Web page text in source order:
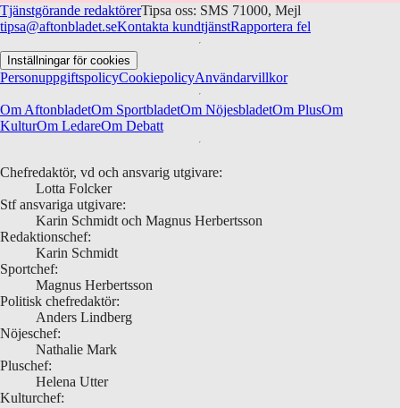
Tjänstgörande redaktörerTipsa oss: SMS 71000, Mejl
tipsa@aftonbladet.seKontakta kundtjänstRapportera fel
Inställningar för cookies
PersonuppgiftspolicyCookiepolicyAnvändarvillkor
Om AftonbladetOm SportbladetOm NöjesbladetOm PlusOm
KulturOm LedareOm Debatt
Chefredaktör, vd och ansvarig utgivare:
Lotta Folcker
Stf ansvariga utgivare:
Karin Schmidt och Magnus Herbertsson
Redaktionschef:
Karin Schmidt
Sportchef:
Magnus Herbertsson
Politisk chefredaktör:
Anders Lindberg
Nöjeschef:
Nathalie Mark
Pluschef:
Helena Utter
Kulturchef: